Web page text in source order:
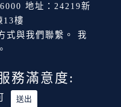
地址：24219新
13樓
式與我們聯繫。 我
務滿意度: